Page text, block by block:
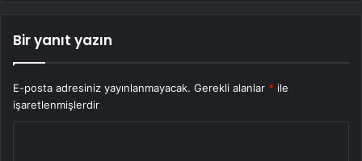
Bir yanıt yazın
E-posta adresiniz yayınlanmayacak. Gerekli alanlar * ile
işaretlenmişlerdir